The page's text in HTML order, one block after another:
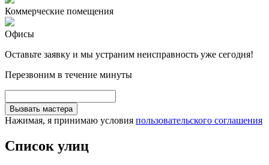
Коммерческие помещения
Офисы
Оставьте заявку и мы устраним неисправность уже сегодня!
Перезвоним в течение минуты
Вызвать мастера
Нажимая, я принимаю условия пользовательского соглашения
Список улиц